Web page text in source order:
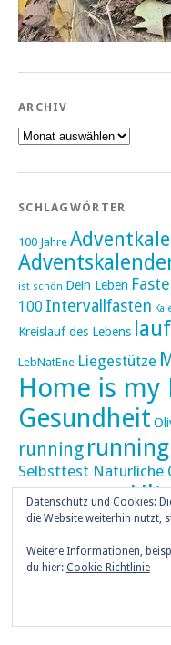
ARCHIV
Archiv
SCHLAGWÖRTER
100 Jahre
ist schön Dein Leben
100 Intervallfasten
Kreislauf des Lebens
LebNatEne Liegestütze
Home is my
Gesundheit
running
Selbsttest Natürliche
Skaten Tageskalender
ZEITZULEBEN
Datenschutz und Cookies:
die Website weiterhin nutzt,
Weitere Informationen,
du hier: Cookie-Richtlinie